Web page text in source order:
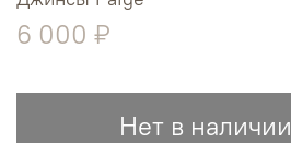
6 000 ₽
Нет в наличии